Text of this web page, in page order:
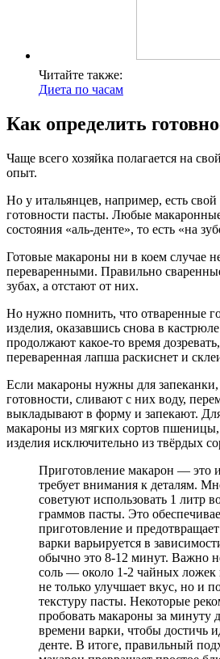
Читайте также:
Диета по часам
Как определить
Чаще всего хозяйка полагается на
опыт.
Но у итальянцев, например, есть
готовности пасты. Любые
состояния «аль-денте», то есть «на
Готовые макароны ни в коем случае
переваренными. Правильно
зубах, а отстают от них.
Но нужно помнить, что отваренные
изделия, оказавшись снова в
продолжают какое-то время
переваренная лапша раскиснет и
Если макароны нужны для
готовности, сливают с них воду,
выкладывают в форму и запекают.
макароны из мягких сортов пшеницы,
изделия исключительно из твёрдых
Приготовление макарон — это
требует внимания к деталям.
советуют использовать 1 литр
граммов пасты. Это
приготовление и
варки варьируется в
обычно это 8-12 минут. Важно
соль — около 1-2 чайных ложек
не только улучшает вкус, но и
текстуру пасты. Некоторые
пробовать макароны за минуту
времени варки, чтобы достичь
денте. В итоге, правильный